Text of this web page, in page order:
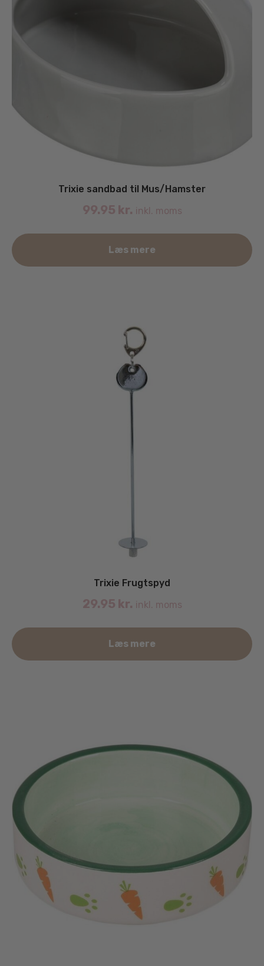
Trixie sandbad til Mus/Hamster
99.95 kr. inkl. moms
Læs mere
Trixie Frugtspyd
29.95 kr. inkl. moms
Læs mere